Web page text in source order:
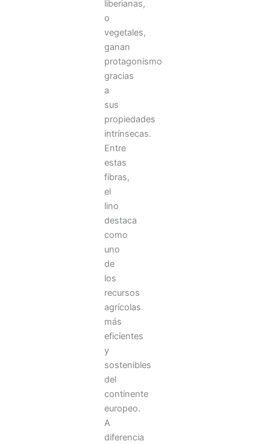
liberianas,
o
vegetales,
ganan
protagonismo
gracias
a
sus
propiedades
intrínsecas.
Entre
estas
fibras,
el
lino
destaca
como
uno
de
los
recursos
agrícolas
más
eficientes
y
sostenibles
del
continente
europeo.
A
diferencia